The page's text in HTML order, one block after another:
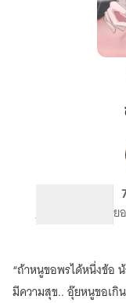
จำนวนหน้า (A5) ย
“ถ้าหนูขอพรได้หนึ่งข้อ
มีความสุข.. อุ๊ยหนูขอเกิ